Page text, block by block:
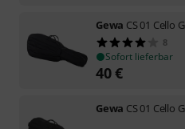
Gewa CS 01 Cello
8
Sofort lieferbar
40€
Gewa CS 01 Cello